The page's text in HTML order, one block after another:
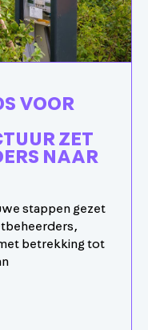
VOOR
ZET
NAAR
stappen gezet
betrekking tot